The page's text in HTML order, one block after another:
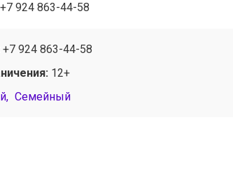
924 863-44-58
+7 924 863-44-58
12+
Семейный